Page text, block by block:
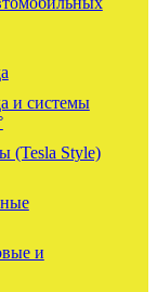
и системы
(Tesla Style)
и